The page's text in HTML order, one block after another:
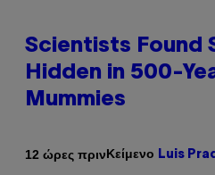
Scientists Found
Hidden in 500-
Mummies
12 ώρες πρινΚείμενο Luis